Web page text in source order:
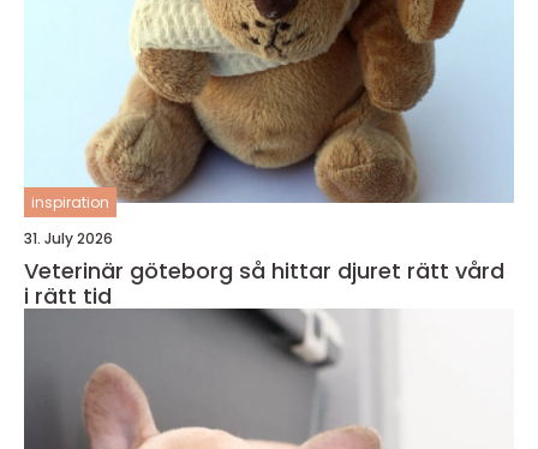
inspiration
31. July 2026
Veterinär göteborg så hittar djuret rätt vård
i rätt tid